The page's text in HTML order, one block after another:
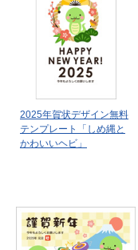
2025年賀状デザイン無料
テンプレート「しめ縄と
かわいいヘビ」